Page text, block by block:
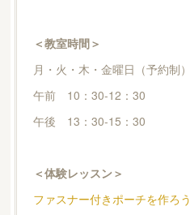
＜教室時間＞
月・火・木・金曜日（予約制）
午前 10：30-12：30
午後 13：30-15：30
＜体験レッスン＞
ファスナー付きポーチを作ろう